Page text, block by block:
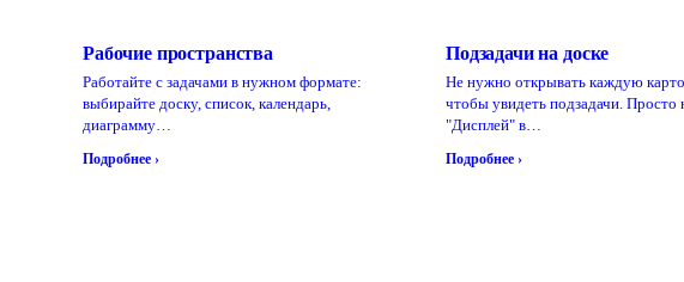
Рабочие пространства
Работайте с задачами в нужном формате:
выбирайте доску, список, календарь,
диаграмму…
Подробнее ›
Подзадачи на доске
Не нужно открывать каждую
чтобы увидеть подзадачи. Просто
"Дисплей" в…
Подробнее ›